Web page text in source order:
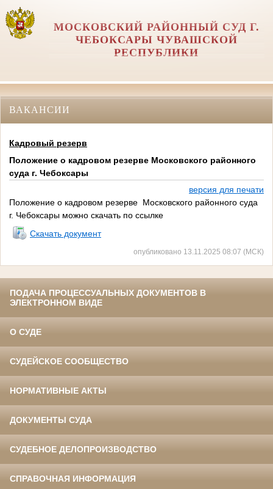
МОСКОВСКИЙ РАЙОННЫЙ СУД Г.
ЧЕБОКСАРЫ ЧУВАШСКОЙ
РЕСПУБЛИКИ
ВАКАНСИИ
Кадровый резерв
Положение о кадровом резерве Московского районного
суда г. Чебоксары
версия для печати
Положение о кадровом резерве Московского районного суда
г. Чебоксары можно скачать по ссылке
Скачать документ
опубликовано 13.11.2025 08:07 (МСК)
ПОДАЧА ПРОЦЕССУАЛЬНЫХ ДОКУМЕНТОВ В
ЭЛЕКТРОННОМ ВИДЕ
О СУДЕ
СУДЕЙСКОЕ СООБЩЕСТВО
НОРМАТИВНЫЕ АКТЫ
ДОКУМЕНТЫ СУДА
СУДЕБНОЕ ДЕЛОПРОИЗВОДСТВО
СПРАВОЧНАЯ ИНФОРМАЦИЯ